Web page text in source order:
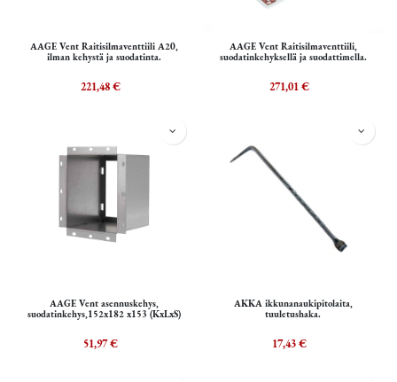
AAGE Vent Raitisilmaventtiili A20,
ilman kehystä ja suodatinta.
221,48€
AAGE Vent Raitisilmaventtiili,
suodatinkehyksellä ja suodattimella.
271,01€
AAGE Vent asennuskehys,
suodatinkehys,152x182 x153 (KxLxS)
51,97€
AKKA ikkunanaukipitolaita,
tuuletushaka.
17,43€